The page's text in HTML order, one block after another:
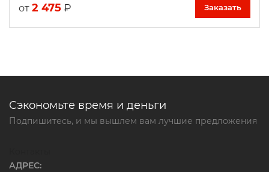
от 2 475 ₽ Заказать
Сэкономьте время и деньги
Подпишитесь, и мы вышлем вам лучшие предложения
АДРЕС: